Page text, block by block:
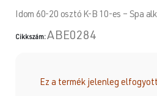
Idom 60-20 osztó K-B 10-es – Spa
Cikkszám:ABE0284
Ez a termék jelenleg